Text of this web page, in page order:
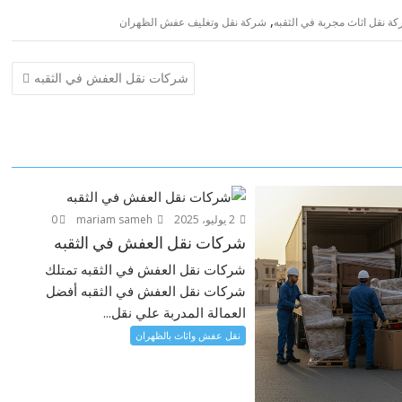
نقل اثاث مجربة في الثقبه, شركة نقل وتغليف عفش الظهران
شركات نقل العفش في الثقبه
2 يوليو، 2025 0
شركات نقل العفش في الثقبه
شركات نقل العفش في الثقبه تمتلك
شركات نقل العفش في الثقبه أفضل
العمالة المدربة علي نقل...
نقل عفش واثاث بالظهران